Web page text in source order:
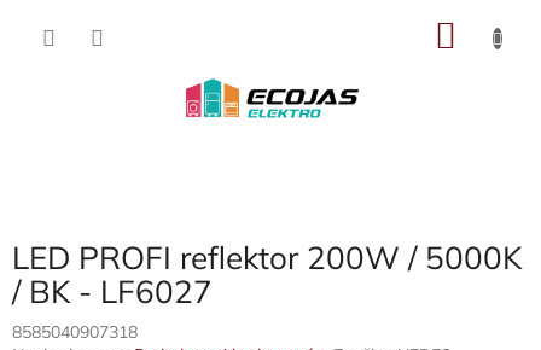
LED PROFI reflektor 200W / 5000K
/ BK - LF6027
8585040907318